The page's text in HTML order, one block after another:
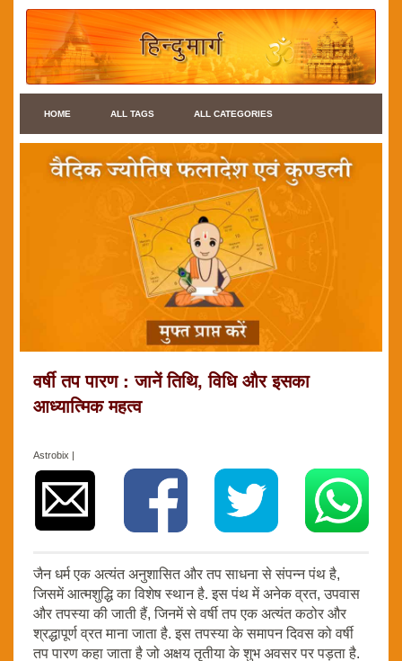
HOME ALL TAGS ALL CATEGORIES
वर्षी तप पारण : जानें तिथि, विधि और इसका
आध्यात्मिक महत्व
Astrobix |
जैन धर्म एक अत्यंत अनुशासित और तप साधना से संपन्न पंथ है,
जिसमें आत्मशुद्धि का विशेष स्थान है. इस पंथ में अनेक व्रत, उपवास
और तपस्या की जाती हैं, जिनमें से वर्षी तप एक अत्यंत कठोर और
श्रद्धापूर्ण व्रत माना जाता है. इस तपस्या के समापन दिवस को वर्षी
तप पारण कहा जाता है जो अक्षय तृतीया के शुभ अवसर पर पड़ता है.